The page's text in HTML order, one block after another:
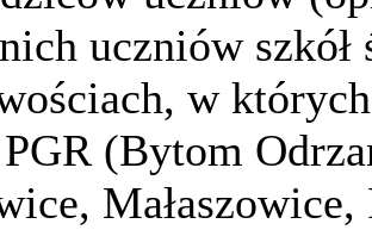
uczniów
w
(Bytom